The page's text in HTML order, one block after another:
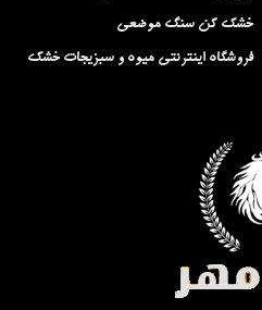
خشک کن سنگ موضعی
فروشگاه اینترنتی میوه و سبزیجات خشک